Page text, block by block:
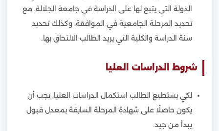
الدولة التي يتبع لها على الدراسة في جامعة الجلالة، مع
تحديد المرحلة الجامعية في الموافقة، وكذلك تحديد
سنة الدراسة والكلية التي يريد الطالب الالتحاق بها.
شروط الدراسات العليا
لكي يستطيع الطالب استكمال الدراسات العليا، يجب أن
يكون حاصلًا على شهادة المرحلة السابقة بمعدل قبول
يبدأ من جيد.